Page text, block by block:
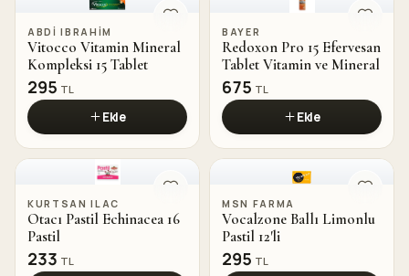
ABDI IBRAHIM
Vitocco Vitamin Mineral
Kompleksi 15 Tablet
295 TL
Ekle
BAYER
Redoxon Pro 15 Efervesan
Tablet Vitamin ve Mineral
675 TL
Ekle
KURTSAN ILAC
Otacı Pastil Echinacea 16
Pastil
233 TL
MSN FARMA
Vocalzone Ballı Limonlu
Pastil 12'li
295 TL